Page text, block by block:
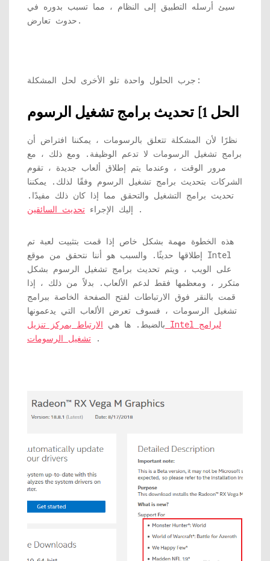
سيئ أرسله التطبيق إلى النظام ، مما تسبب بدوره في
حدوث تعارض.
جرب الحلول واحدة تلو الأخرى لحل المشكلة:
الحل 1] تحديث برامج تشغيل الرسوم
نظرًا لأن المشكلة تتعلق بالرسومات ، يمكننا افتراض أن
برامج تشغيل الرسومات لا تدعم الوظيفة. ومع ذلك ، مع
مرور الوقت ، وعندما يتم إطلاق ألعاب جديدة ، تقوم
الشركات بتحديث برامج تشغيل الرسوم وفقًا لذلك. يمكننا
تحديث برامج التشغيل والتحقق مما إذا كان ذلك مفيدًا.
إليك الإجراء تحديث السائقين .
هذه الخطوة مهمة بشكل خاص إذا قمت بتثبيت لعبة تم
إطلاقها حديثًا. والسبب هو أننا نتحقق من موقع Intel
على الويب ، ويتم تحديث برامج تشغيل الرسوم بشكل
متكرر ، ومعظمها فقط لدعم الألعاب. بدلاً من ذلك ، إذا
قمت بالنقر فوق الارتباطات لفتح الصفحة الخاصة ببرامج
تشغيل الرسومات ، فسوف تعرض الألعاب التي يدعمونها
بالضبط. ها هي الارتباط بمركز تنزيل Intel لبرامج
تشغيل الرسومات .